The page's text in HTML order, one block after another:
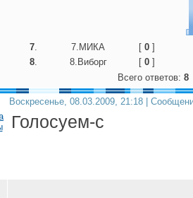
7. 7.МИКА [ 0 ]
8. 8.Виборг [ 0 ]
Всего ответов: 8
Воскресенье, 08.03.2009, 21:18 |
Голосуем-с